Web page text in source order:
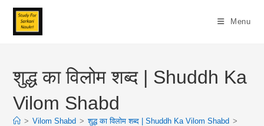
Skip
Content
Menu
शुद्ध का विलोम शब्द | Shuddh Ka
Vilom Shabd
> Vilom Shabd > शुद्ध का विलोम शब्द | Shuddh Ka Vilom Shabd >